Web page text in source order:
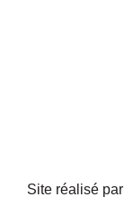
Site réalisé par